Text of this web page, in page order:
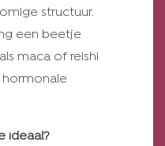
structuur.
een beetje
maca of reishi
ideaal?